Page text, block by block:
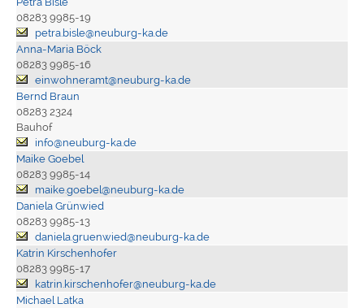
08283 9985-19
petra.bisle@neuburg-ka.de
Anna-Maria Böck
08283 9985-16
einwohneramt@neuburg-ka.de
Bernd Braun
08283 2324
Bauhof
info@neuburg-ka.de
Maike Goebel
08283 9985-14
maike.goebel@neuburg-ka.de
Daniela Grünwied
08283 9985-13
daniela.gruenwied@neuburg-ka.de
Katrin Kirschenhofer
08283 9985-17
katrin.kirschenhofer@neuburg-ka.de
Michael Latka